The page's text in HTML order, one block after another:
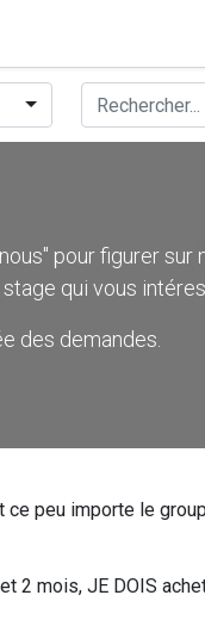
pour figurer sur
qui vous
des demandes.
peu importe le
2 mois, JE DOIS